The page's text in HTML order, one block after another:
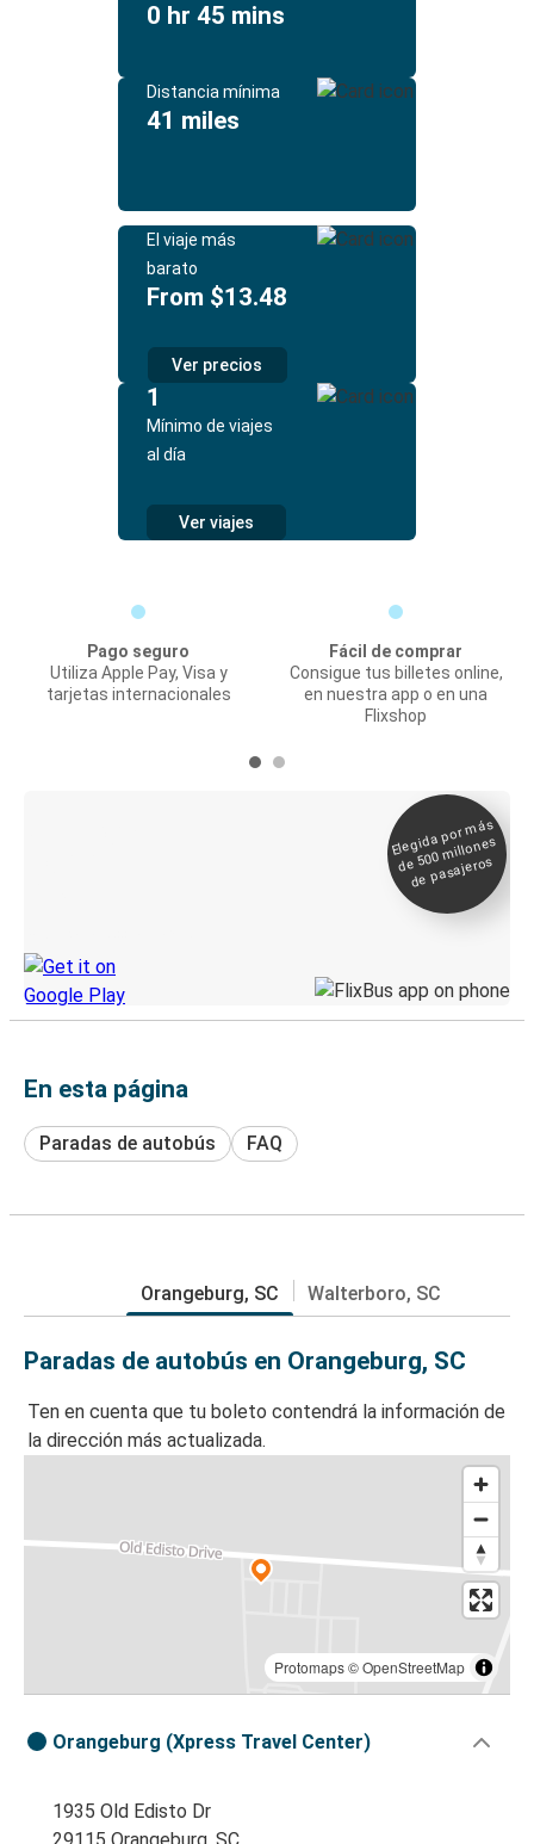
0 hr 45 mins
Distancia mínima
41 miles
El viaje más
barato
From $13.48
Ver precios
1
Mínimo de viajes
al día
Ver viajes
Pago seguro
Utiliza Apple Pay, Visa y
tarjetas internacionales
Fácil de comprar
Consigue tus billetes online,
en nuestra app o en una
Flixshop
Elegida por
más
de 500
millones
de pasajeros
En esta página
Paradas de autobús FAQ
Orangeburg, SC Walterboro, SC
Paradas de autobús en Orangeburg, SC
Ten en cuenta que tu boleto contendrá la información de
la dirección más actualizada.
Protomaps©OpenStreetMap
Orangeburg (Xpress Travel Center)
1935 Old Edisto Dr